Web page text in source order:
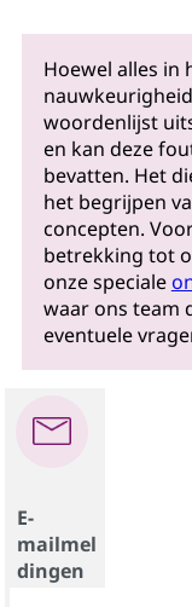
Hoewel alles in
woordenlijst
en kan deze
bevatten. Het
het begrijpen
concepten.
betrekking tot
onze speciale
waar ons team
eventuele
E-
mailmel
dingen